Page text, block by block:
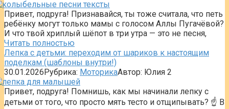
Привет, подруга! Признавайся, ты тоже считала, что петь
ребёнку могут только мамы с голосом Аллы Пугачёвой?
И что твой хриплый шёпот в три утра — это не песня,
Читать полностью
Лепка с детьми: переходим от шариков к настоящим
поделкам (шаблоны внутри!)
30.01.2026Рубрика: МоторикаАвтор: Юлия 2
Привет, подруга! Помнишь, как мы начинали лепку с
детьми от того, что просто мять тесто и отщипывать? ☝️ В